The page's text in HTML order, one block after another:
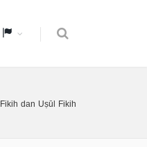
Fikih dan Uṣūl Fikih